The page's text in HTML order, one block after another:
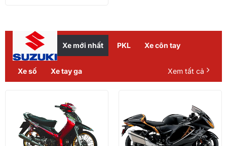
Xe mới nhất PKL Xe côn tay
Xe số Xe tay ga Xem tất cả